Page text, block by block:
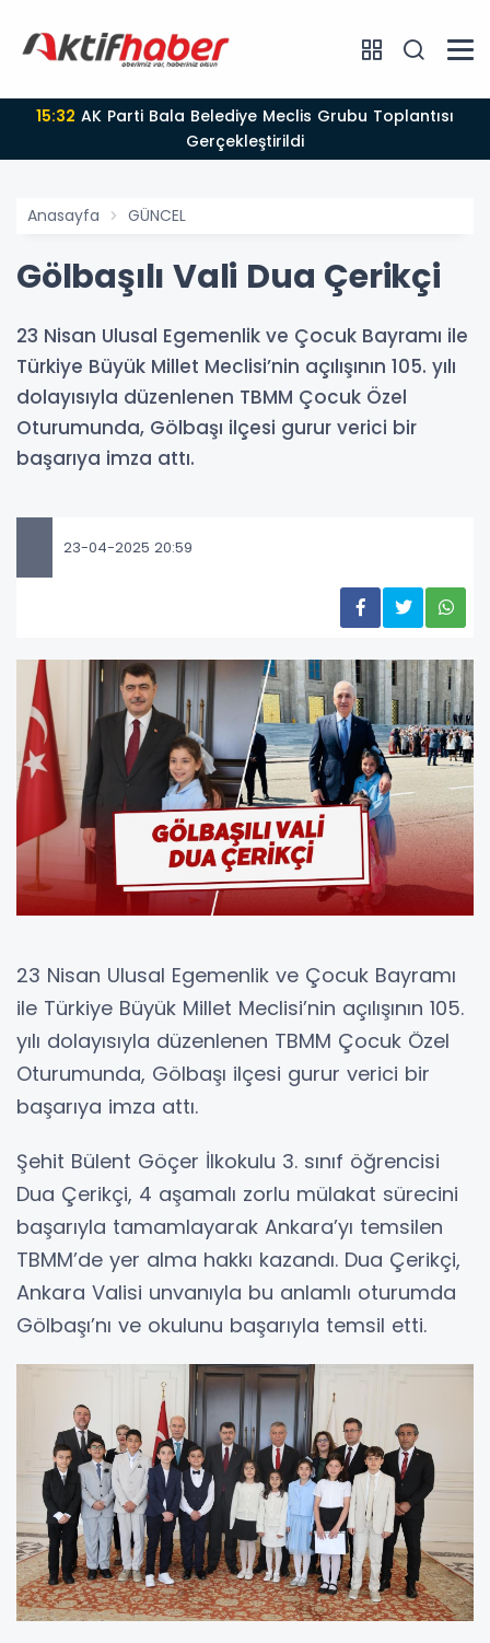
15:32
Gerçekleştirildi
Anasayfa GÜNCEL
Gölbaşılı Vali Dua Çerikçi
23 Nisan Ulusal Egemenlik ve Çocuk Bayramı ile
Türkiye Büyük Millet Meclisi’nin açılışının 105. yılı
dolayısıyla düzenlenen TBMM Çocuk Özel
Oturumunda, Gölbaşı ilçesi gurur verici bir
başarıya imza attı.
23-04-2025 20:59
23 Nisan Ulusal Egemenlik ve Çocuk Bayramı
ile Türkiye Büyük Millet Meclisi’nin açılışının 105.
yılı dolayısıyla düzenlenen TBMM Çocuk Özel
Oturumunda, Gölbaşı ilçesi gurur verici bir
başarıya imza attı.
Şehit Bülent Göçer İlkokulu 3. sınıf öğrencisi
Dua Çerikçi, 4 aşamalı zorlu mülakat sürecini
başarıyla tamamlayarak Ankara’yı temsilen
TBMM’de yer alma hakkı kazandı. Dua Çerikçi,
Ankara Valisi unvanıyla bu anlamlı oturumda
Gölbaşı’nı ve okulunu başarıyla temsil etti.